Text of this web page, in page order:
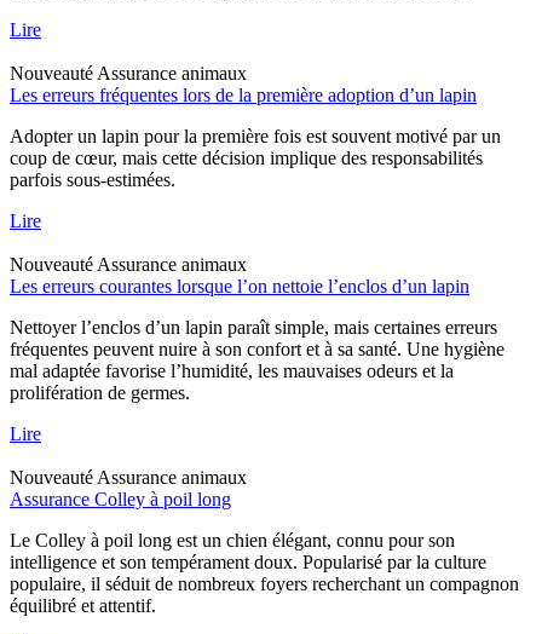
Lire
Nouveauté Assurance animaux
Les erreurs fréquentes lors de la première adoption d’un lapin
Adopter un lapin pour la première fois est souvent motivé par un
coup de cœur, mais cette décision implique des responsabilités
parfois sous-estimées.
Lire
Nouveauté Assurance animaux
Les erreurs courantes lorsque l’on nettoie l’enclos d’un lapin
Nettoyer l’enclos d’un lapin paraît simple, mais certaines erreurs
fréquentes peuvent nuire à son confort et à sa santé. Une hygiène
mal adaptée favorise l’humidité, les mauvaises odeurs et la
prolifération de germes.
Lire
Nouveauté Assurance animaux
Assurance Colley à poil long
Le Colley à poil long est un chien élégant, connu pour son
intelligence et son tempérament doux. Popularisé par la culture
populaire, il séduit de nombreux foyers recherchant un compagnon
équilibré et attentif.